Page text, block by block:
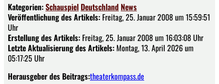
Kategorien:Schauspiel Deutschland News
Veröffentlichung des Artikels: Freitag, 25. Januar 2008 um 15:59:51
Uhr
Erstellung des Artikels: Freitag, 25. Januar 2008 um 16:03:08 Uhr
Letzte Aktualisierung des Artikels: Montag, 13. April 2026 um
05:17:25 Uhr
Herausgeber des Beitrags:theaterkompass.de